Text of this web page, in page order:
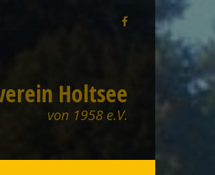
Holtsee
von 1958 e.V.